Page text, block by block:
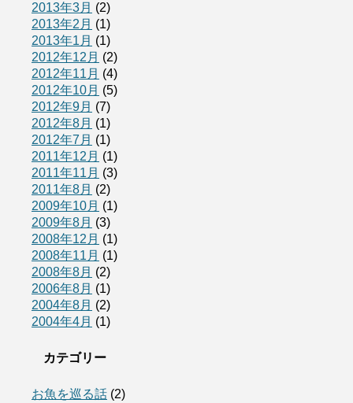
2013年3月 (2)
2013年2月 (1)
2013年1月 (1)
2012年12月 (2)
2012年11月 (4)
2012年10月 (5)
2012年9月 (7)
2012年8月 (1)
2012年7月 (1)
2011年12月 (1)
2011年11月 (3)
2011年8月 (2)
2009年10月 (1)
2009年8月 (3)
2008年12月 (1)
2008年11月 (1)
2008年8月 (2)
2006年8月 (1)
2004年8月 (2)
2004年4月 (1)
カテゴリー
お魚を巡る話 (2)